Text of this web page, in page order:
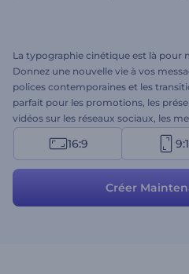
La typographie cinétique est là pour
Donnez une nouvelle vie à vos
polices contemporaines et les
parfait pour les promotions, les
vidéos sur les réseaux sociaux, les
plus encore. Allez-y et faites
typographie tendance. Essayez-le
16:9
Créer